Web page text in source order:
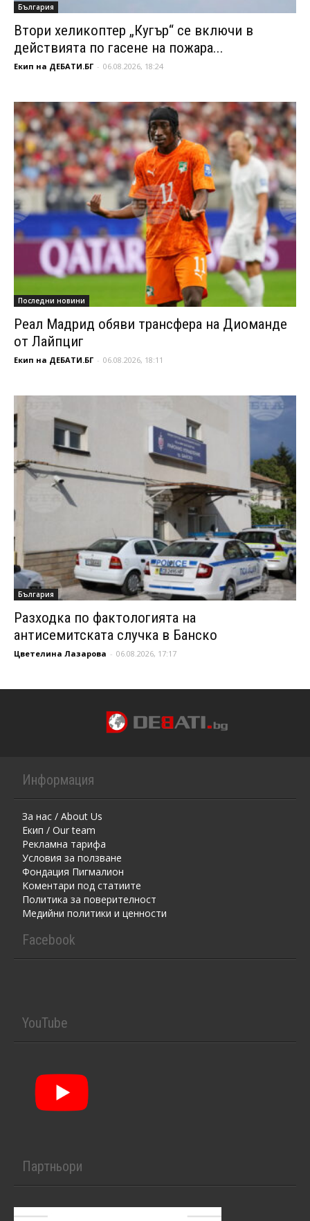
България
Втори хеликоптер „Кугър“ се включи в
действията по гасене на пожара...
Екип на ДЕБАТИ.БГ - 06.08.2026, 18:24
Последни новини
Реал Мадрид обяви трансфера на Диоманде
от Лайпциг
Екип на ДЕБАТИ.БГ - 06.08.2026, 18:11
България
Разходка по фактологията на
антисемитската случка в Банско
Цветелина Лазарова - 06.08.2026, 17:17
Информация
За нас / About Us
Екип / Our team
Рекламна тарифа
Условия за ползване
Фондация Пигмалион
Kоментaри под статиите
Политика за поверителност
Медийни политики и ценности
Facebook
YouTube
Партньори